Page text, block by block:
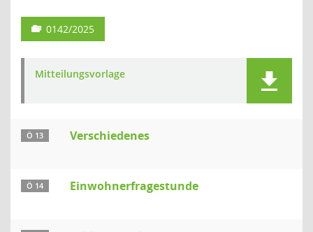
0142/2025
Mitteilungsvorlage
Ö 13 Verschiedenes
Ö 14 Einwohnerfragestunde